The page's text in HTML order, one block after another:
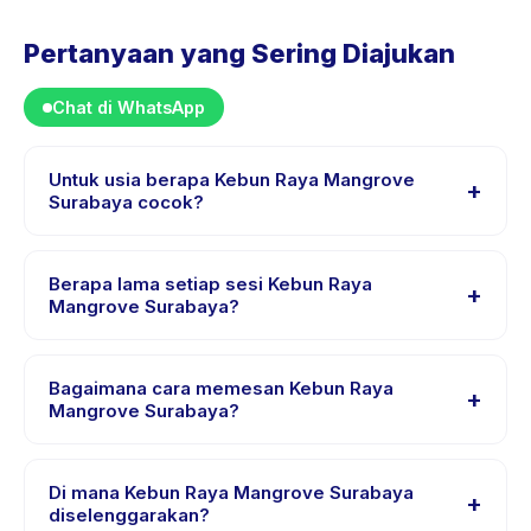
Pertanyaan yang Sering Diajukan
Chat di WhatsApp
Untuk usia berapa Kebun Raya Mangrove
Surabaya cocok?
+
usia 1 sampai 18 tahun. Instruktur menyesuaikan
program untuk berbagai tingkat kemampuan dalam
Berapa lama setiap sesi Kebun Raya
Mangrove Surabaya?
+
sesuai paket. Cek detail aktivitas untuk waktu pasti.
Bagaimana cara memesan Kebun Raya
Mangrove Surabaya?
+
Mangrove Surabaya, pilih tanggal dan paket yang
diinginkan, lalu pesan secara instan. Anda akan
Di mana Kebun Raya Mangrove Surabaya
diselenggarakan?
+